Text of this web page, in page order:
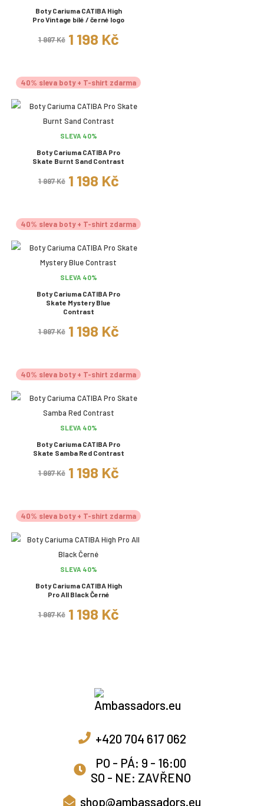
Boty Cariuma CATIBA High
Pro Vintage bílé / černé logo
1 997 Kč 1 198 Kč
40% sleva boty + T-shirt zdarma
SLEVA 40%
Boty Cariuma CATIBA Pro
Skate Burnt Sand Contrast
1 997 Kč 1 198 Kč
40% sleva boty + T-shirt zdarma
SLEVA 40%
Boty Cariuma CATIBA Pro
Skate Mystery Blue
Contrast
1 997 Kč 1 198 Kč
40% sleva boty + T-shirt zdarma
SLEVA 40%
Boty Cariuma CATIBA Pro
Skate Samba Red Contrast
1 997 Kč 1 198 Kč
40% sleva boty + T-shirt zdarma
SLEVA 40%
Boty Cariuma CATIBA High
Pro All Black Černé
1 997 Kč 1 198 Kč
+420 704 617 062
PO - PÁ: 9 - 16:00
SO - NE: ZAVŘENO
shop@ambassadors.eu